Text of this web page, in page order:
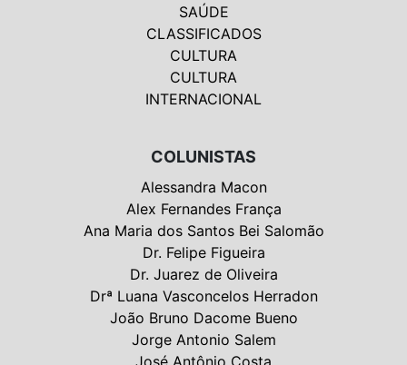
SAÚDE
CLASSIFICADOS
CULTURA
CULTURA
INTERNACIONAL
COLUNISTAS
Alessandra Macon
Alex Fernandes França
Ana Maria dos Santos Bei Salomão
Dr. Felipe Figueira
Dr. Juarez de Oliveira
Drª Luana Vasconcelos Herradon
João Bruno Dacome Bueno
Jorge Antonio Salem